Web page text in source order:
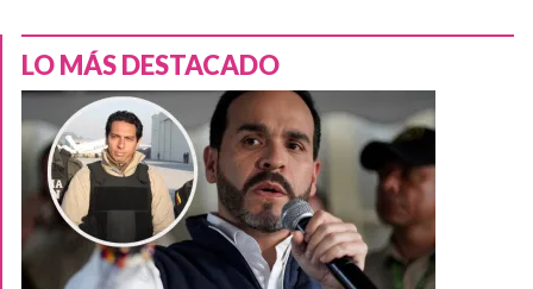
LO MÁS DESTACADO